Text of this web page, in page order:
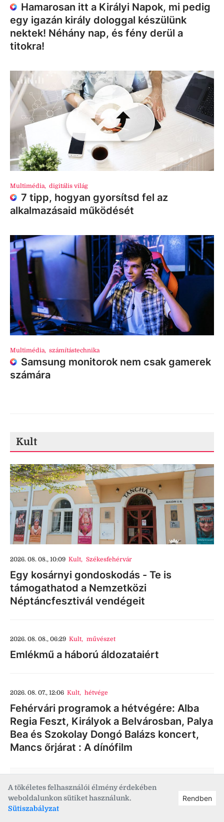
A tökéletes felhasználói élmény érdekében
weboldalunkon sütiket használunk.
Sütiszabályzat
Rendben
Hamarosan itt a Királyi Napok, mi pedig
egy igazán király dologgal készülünk
nektek! Néhány nap, és fény derül a
titokra!
Multimédia, digitális világ
7 tipp, hogyan gyorsítsd fel az
alkalmazásaid működését
Multimédia, számítástechnika
Samsung monitorok nem csak gamerek
számára
Kult
2026. 08. 08., 10:09 Kult, Székesfehérvár
Egy kosárnyi gondoskodás - Te is
támogathatod a Nemzetközi
Néptáncfesztivál vendégeit
2026. 08. 08., 06:29 Kult, művészet
Emlékmű a háború áldozataiért
2026. 08. 07., 12:06 Kult, hétvége
Fehérvári programok a hétvégére: Alba
Regia Feszt, Királyok a Belvárosban, Palya
Bea és Szokolay Dongó Balázs koncert,
Mancs őrjárat : A dínófilm